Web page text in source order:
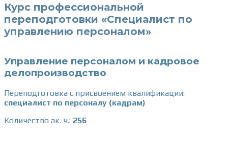
Курс профессиональной
переподготовки «Специалист по
управлению персоналом»
Управление персоналом и кадровое
делопроизводство
Переподготовка с присвоением квалификации:
специалист по персоналу (кадрам)
Количество ак. ч.: 256